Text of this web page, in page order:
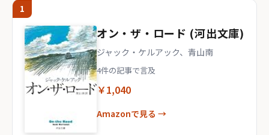
1
オン・ザ・ロード (河出文庫)
ジャック・ケルアック、青山南
4件の記事で言及
￥1,040
Amazonで見る →